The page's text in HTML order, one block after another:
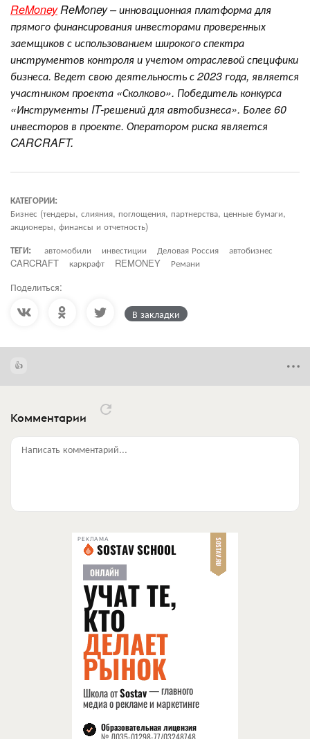
ReMoneyReMoney – инновационная платформа для
прямого финансирования инвесторами проверенных
заемщиков с использованием широкого спектра
инструментов контроля и учетом отраслевой специфики
бизнеса. Ведет свою деятельность с 2023 года, является
участником проекта «Сколково». Победитель конкурса
«Инструменты IT-решений для автобизнеса». Более 60
инвесторов в проекте. Оператором риска является
CARCRAFT.
КАТЕГОРИИ:
Бизнес (тендеры, слияния, поглощения, партнерства, ценные бумаги,
акционеры, финансы и отчетность)
ТЕГИ:
автомобили инвестиции Деловая Россия
автобизнес
CARCRAFT
каркрафт REMONEY Ремани
Поделиться:
В закладки
Комментарии
Написать комментарий...
РЕКЛАМА